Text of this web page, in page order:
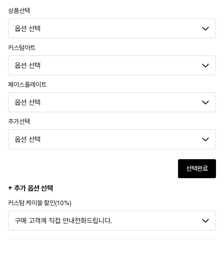
상품선택
커스텀아트
페이스플레이트
추가선택
선택완료
+ 추가 옵션 선택
커스텀 케이블 할인(10%)